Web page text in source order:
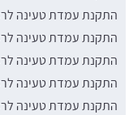
התקנת עמדת טעינה
התקנת עמדת טעינה
התקנת עמדת טעינה
התקנת עמדת טעינה
התקנת עמדת טעינה